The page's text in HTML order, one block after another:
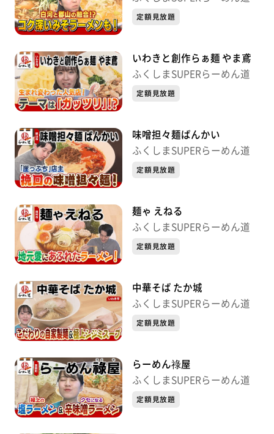
定額見放題
いわきと創作らぁ麺 やま鳶
ふくしまSUPERらーめん道
定額見放題
味噌担々麺ばんかい
ふくしまSUPERらーめん道
定額見放題
麺ゃ えねる
ふくしまSUPERらーめん道
定額見放題
中華そば たか城
ふくしまSUPERらーめん道
定額見放題
らーめん祿屋
ふくしまSUPERらーめん道
定額見放題